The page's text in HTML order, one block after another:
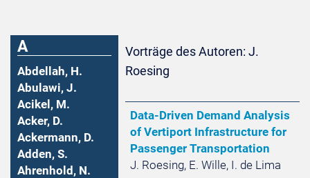
A
Abdellah, H.
Abulawi, J.
Acikel, M.
Acker, D.
Ackermann, D.
Adden, S.
Ahrenhold, N.
Vorträge des Autoren: J.
Roesing
Data-Driven Demand Analysis
of Vertiport Infrastructure for
Passenger Transportation
J. Roesing, E. Wille, I. de Lima